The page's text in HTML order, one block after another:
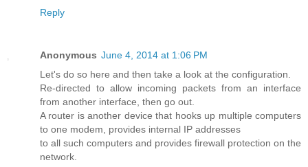
Reply
Anonymous June 4, 2014 at 1:06 PM
Let's do so here and then take a look at the configuration.
Re-directed to allow incoming packets from an interface
from another interface, then go out.
A router is another device that hooks up multiple computers
to one modem, provides internal IP addresses
to all such computers and provides firewall protection on the
network.